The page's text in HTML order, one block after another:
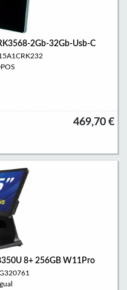
2Gb-32Gb-Usb-C
469,70 €
8+ 256GB W11Pro